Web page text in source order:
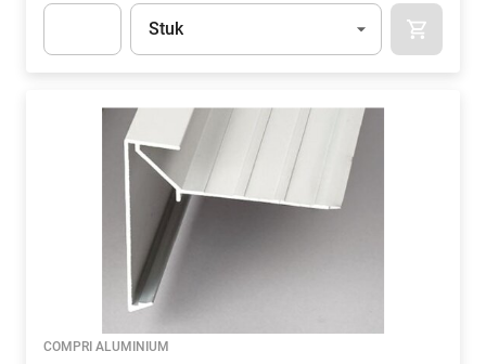
Eenheid
Stuk
COMPRI ALUMINIUM